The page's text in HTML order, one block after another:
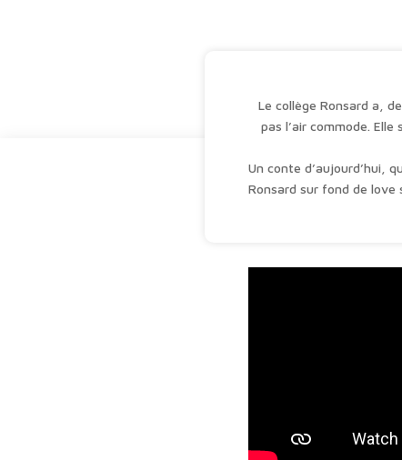
Le collège Ronsard a,
pas l’air commode.
Un conte d’aujourd’hui,
Ronsard sur fond de love